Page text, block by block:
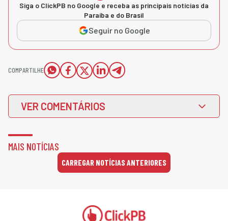
Siga o ClickPB no Google e receba as principais notícias da
Paraíba e do Brasil
Seguir no Google
COMPARTILHE
VER COMENTÁRIOS
MAIS NOTÍCIAS
CARREGAR NOTÍCIAS ANTERIORES